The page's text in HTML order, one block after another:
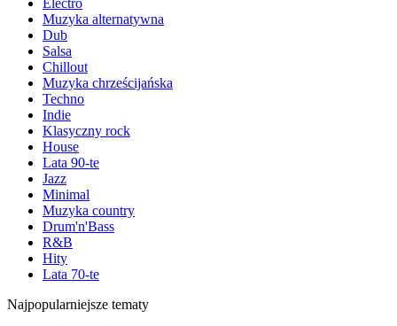
Electro
Muzyka alternatywna
Dub
Salsa
Chillout
Muzyka chrześcijańska
Techno
Indie
Klasyczny rock
House
Lata 90-te
Jazz
Minimal
Muzyka country
Drum'n'Bass
R&B
Hity
Lata 70-te
Najpopularniejsze tematy